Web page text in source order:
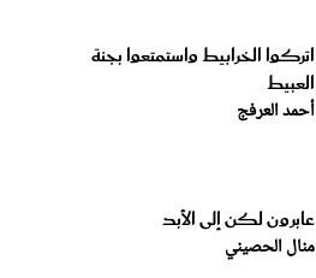
اتركوا الخرابيط واستمتعوا بجنة
العبيط
أحمد العرفج
عابرون لكن إلى الأبد
منال الحصيني